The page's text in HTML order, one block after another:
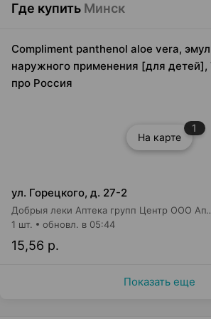
Где купить Минск
Compliment panthenol aloe vera,
наружного применения [для детей],
про Россия
На карте
1
ул. Горецкого, д. 27-2
Добрыя леки Аптека
15,56 р.
1 шт. обновл. в 05:44
Показать еще